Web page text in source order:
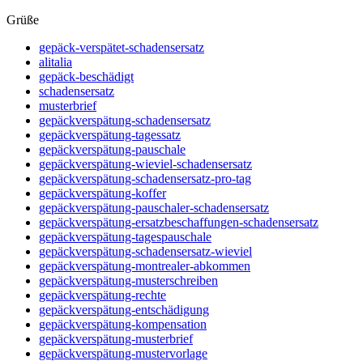
Grüße
gepäck-verspätet-schadensersatz
alitalia
gepäck-beschädigt
schadensersatz
musterbrief
gepäckverspätung-schadensersatz
gepäckverspätung-tagessatz
gepäckverspätung-pauschale
gepäckverspätung-wieviel-schadensersatz
gepäckverspätung-schadensersatz-pro-tag
gepäckverspätung-koffer
gepäckverspätung-pauschaler-schadensersatz
gepäckverspätung-ersatzbeschaffungen-schadensersatz
gepäckverspätung-tagespauschale
gepäckverspätung-schadensersatz-wieviel
gepäckverspätung-montrealer-abkommen
gepäckverspätung-musterschreiben
gepäckverspätung-rechte
gepäckverspätung-entschädigung
gepäckverspätung-kompensation
gepäckverspätung-musterbrief
gepäckverspätung-mustervorlage